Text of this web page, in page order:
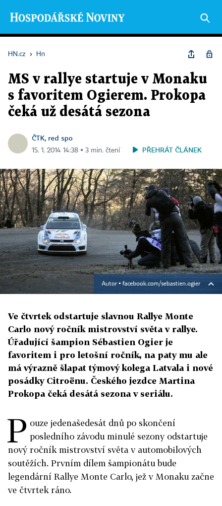
HN.cz › Hn
MS v rallye startuje v Monaku
s favoritem Ogierem. Prokopa
čeká už desátá sezona
ČTK, red spo
15. 1. 2014 14:38 ▪ 3 min. čtení PŘEHRÁT ČLÁNEK
Autor ▪ facebook.com/sebastien.ogier
Ve čtvrtek odstartuje slavnou Rallye Monte
Carlo nový ročník mistrovství světa v rallye.
Úřadující šampion Sébastien Ogier je
favoritem i pro letošní ročník, na paty mu ale
má výrazně šlapat týmový kolega Latvala i nové
posádky Citroënu. Českého jezdce Martina
Prokopa čeká desátá sezona v seriálu.
P ouze jedenašedesát dnů po skončení
posledního závodu minulé sezony odstartuje
nový ročník mistrovství světa v automobilových
soutěžích. Prvním dílem šampionátu bude
legendární Rallye Monte Carlo, jež v Monaku začne
ve čtvrtek ráno.